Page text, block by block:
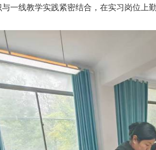
一线教学实践紧密结合，在实习岗位上